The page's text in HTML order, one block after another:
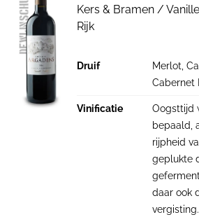
Kers & Bramen /
Rijk
Druif
Merlot,
Cabernet
Vinificatie
Oogsttijd
bepaald,
rijpheid
geplukte
daar ook